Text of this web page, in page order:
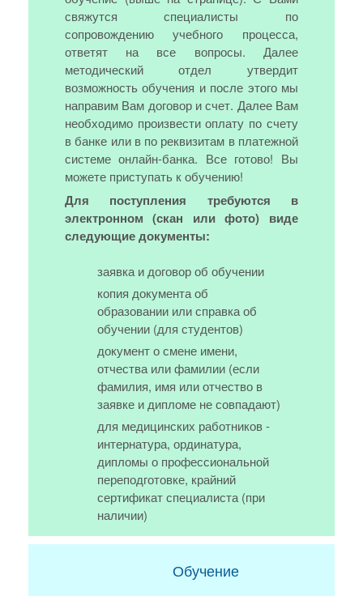
свяжутся специалисты по
сопровождению учебного процесса,
ответят на все вопросы. Далее
методический отдел утвердит
возможность обучения и после этого мы
направим Вам договор и счет. Далее Вам
необходимо произвести оплату по счету
в банке или в по реквизитам в платежной
системе онлайн-банка. Все готово! Вы
можете приступать к обучению!
Для поступления требуются в
электронном (скан или фото) виде
следующие документы:
заявка и договор об обучении
копия документа об
образовании или справка об
обучении (для студентов)
документ о смене имени,
отчества или фамилии (если
фамилия, имя или отчество в
заявке и дипломе не совпадают)
для медицинских работников -
интернатура, ординатура,
дипломы о профессиональной
переподготовке, крайний
сертификат специалиста (при
наличии)
Обучение